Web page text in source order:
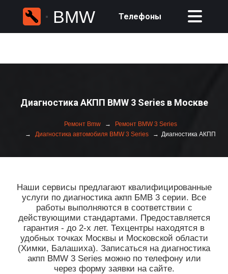
BMW Телефоны
Диагностика АКПП BMW 3 Series в Москве
Ремонт Bmw
Ремонт BMW 3 Series
Диагностика автомобиля BMW 3 Series
Диагностика АКПП
Наши сервисы предлагают квалифицированные
услуги по диагностика акпп БМВ 3 серии. Все
работы выполняются в соответствии с
действующими стандартами. Предоставляется
гарантия - до 2-х лет. Техцентры находятся в
удобных точках Москвы и Московской области
(Химки, Балашиха). Записаться на диагностика
акпп BMW 3 Series можно по телефону или
через форму заявки на сайте.